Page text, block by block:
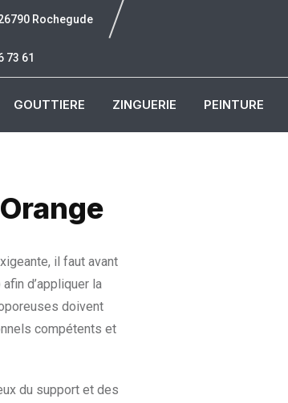
Rochegude
73 61
GOUTTIERE ZINGUERIE PEINTURE
il faut avant
d’appliquer la
doivent
compétents et
du support et des